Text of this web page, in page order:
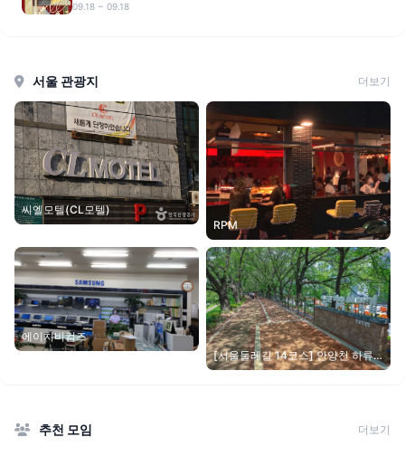
09.18 ~ 09.18
서울 관광지 더보기
씨엘모텔(CL모텔)
RPM
에이치비컴즈
[서울둘레길 14코스] 안양천 하류
코스
추천 모임 더보기